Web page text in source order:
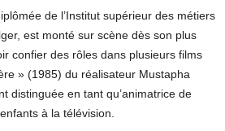
de l’Institut supérieur des métiers
est monté sur scène dès son plus
confier des rôles dans plusieurs films
» (1985) du réalisateur Mustapha
distinguée en tant qu’animatrice de
à la télévision.